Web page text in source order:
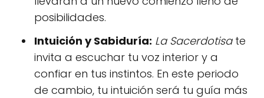
posibilidades.
Intuición y Sabiduría: La Sacerdotisate
invita a escuchar tu voz interior y a
confiar en tus instintos. En este periodo
de cambio, tu intuición será tu guía más